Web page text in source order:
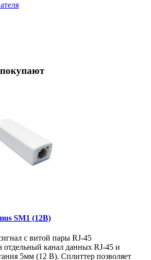
SM1 (12B)
с витой пары RJ-45
отдельный канал данных RJ-45 и
5мм (12 В). Сплиттер позволяет